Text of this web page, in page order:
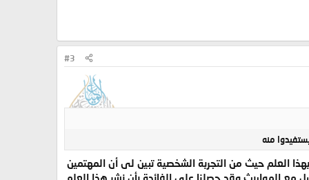
#3
منه
العلم حيث من التجربة الشخصية تبين لى أن المهتمين
مع المواريث وقد حصلنا على الفائدة بأن نشر هذا العلم